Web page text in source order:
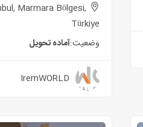
Marmara Bölgesi,
Türkiye
وضعیت:آماده تحویل
IremWORLD